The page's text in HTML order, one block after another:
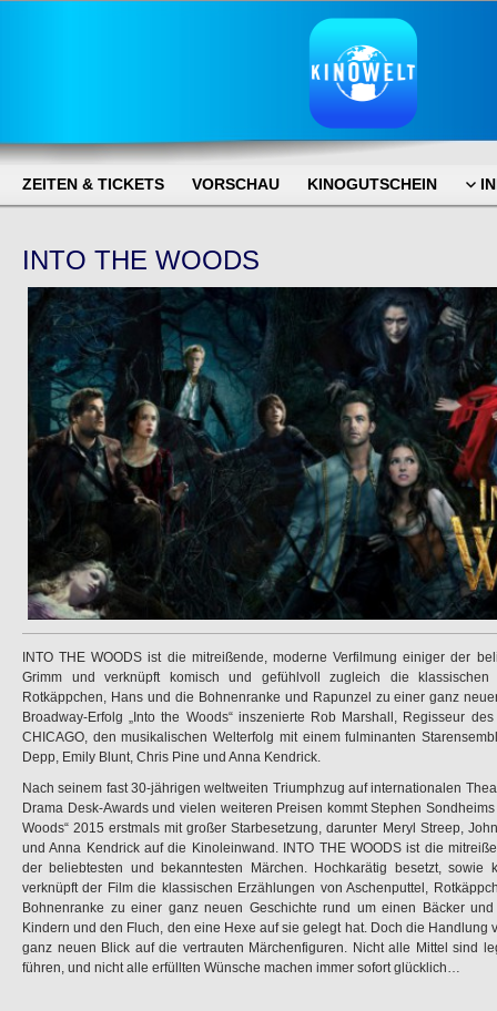
ZEITEN & TICKETS VORSCHAU KINOGUTSCHEIN
INTO THE WOODS
INTO THE WOODS ist die mitreißende, moderne Verfilmung einiger der
Grimm und verknüpft komisch und gefühlvoll zugleich die klassischen
Rotkäppchen, Hans und die Bohnenranke und Rapunzel zu einer ganz
Broadway-Erfolg „Into the Woods“ inszenierte Rob Marshall, Regisseur
CHICAGO, den musikalischen Welterfolg mit einem fulminanten
Depp, Emily Blunt, Chris Pine und Anna Kendrick.
Nach seinem fast 30-jährigen weltweiten Triumphzug auf internationalen
Drama Desk-Awards und vielen weiteren Preisen kommt Stephen
Woods“ 2015 erstmals mit großer Starbesetzung, darunter Meryl Streep,
und Anna Kendrick auf die Kinoleinwand. INTO THE WOODS ist die
der beliebtesten und bekanntesten Märchen. Hochkarätig besetzt, sowie
verknüpft der Film die klassischen Erzählungen von Aschenputtel,
Bohnenranke zu einer ganz neuen Geschichte rund um einen Bäcker
Kindern und den Fluch, den eine Hexe auf sie gelegt hat. Doch die Handlung
ganz neuen Blick auf die vertrauten Märchenfiguren. Nicht alle Mittel sind
führen, und nicht alle erfüllten Wünsche machen immer sofort glücklich…